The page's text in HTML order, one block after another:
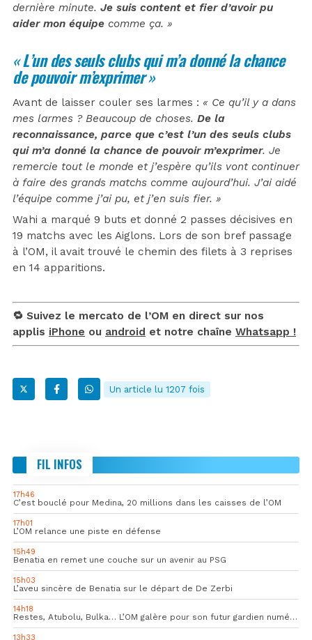
dernière minute. Je suis content et fier d’avoir pu
aider mon équipe comme ça. »
«L’un des seuls clubs qui m’a donné la chance
de pouvoir m’exprimer»
Avant de laisser couler ses larmes : « Ce qu’il y a dans
mes larmes ? Beaucoup de choses. De la
reconnaissance, parce que c’est l’un des seuls clubs
qui m’a donné la chance de pouvoir m’exprimer. Je
remercie tout le monde et j’espère qu’ils vont continuer
à faire des grands matchs comme aujourd’hui. J’ai aidé
l’équipe comme j’ai pu, et j’en suis fier. »
Wahi a marqué 9 buts et donné 2 passes décisives en
19 matchs avec les Aiglons. Lors de son bref passage
à l’OM, il avait trouvé le chemin des filets à 3 reprises
en 14 apparitions.
🔁 Suivez le mercato de l’OM en direct sur nos
applis iPhone ou android et notre chaîne Whatsapp !
Un article lu 1207 fois
FIL INFOS
17h46
C’est bouclé pour Medina, 20 millions dans les caisses de l’OM
17h01
L’OM relance une piste en défense
15h49
Benatia en remet une couche sur un avenir au PSG
15h03
L’aveu sincère de Benatia sur le départ de De Zerbi
14h18
Restes, Atubolu, Bulka… L’OM galère pour son futur gardien numéro 1
13h33